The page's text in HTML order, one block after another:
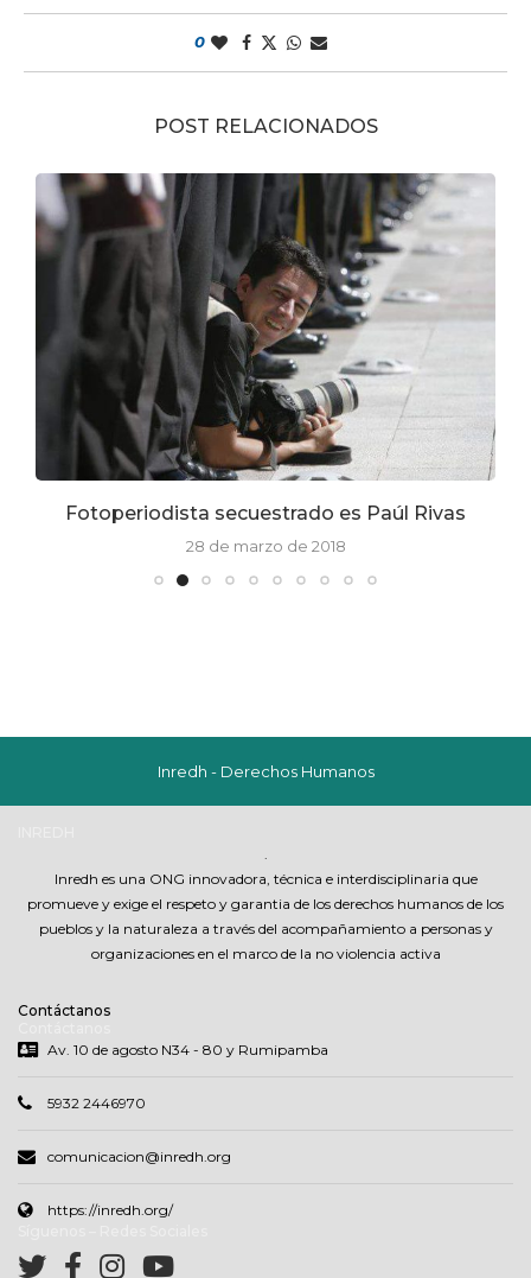
0
POST RELACIONADOS
Fotoperiodista secuestrado es Paúl Rivas
28 de marzo de 2018
Inredh - Derechos Humanos
.
Inredh es una ONG innovadora, técnica e interdisciplinaria que
promueve y exige el respeto y garantia de los derechos humanos de los
pueblos y la naturaleza a través del acompañamiento a personas y
organizaciones en el marco de la no violencia activa
Contáctanos
Av. 10 de agosto N34 - 80 y Rumipamba
5932 2446970
comunicacion@inredh.org
https://inredh.org/